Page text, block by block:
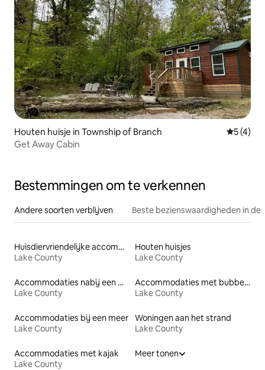
Houten huisje in Township of Branch
5 (4)
Get Away Cabin
Bestemmingen om te verkennen
Andere soorten verblijven Beste bezienswaardigheden in de
Huisdiervriendelijke accommodaties
Lake County
Houten huisjes
Lake County
Accommodaties nabij een meer
Lake County
Accommodaties met bubbelbad
Lake County
Accommodaties bij een meer
Lake County
Woningen aan het strand
Lake County
Accommodaties met kajak
Lake County
Meer tonen